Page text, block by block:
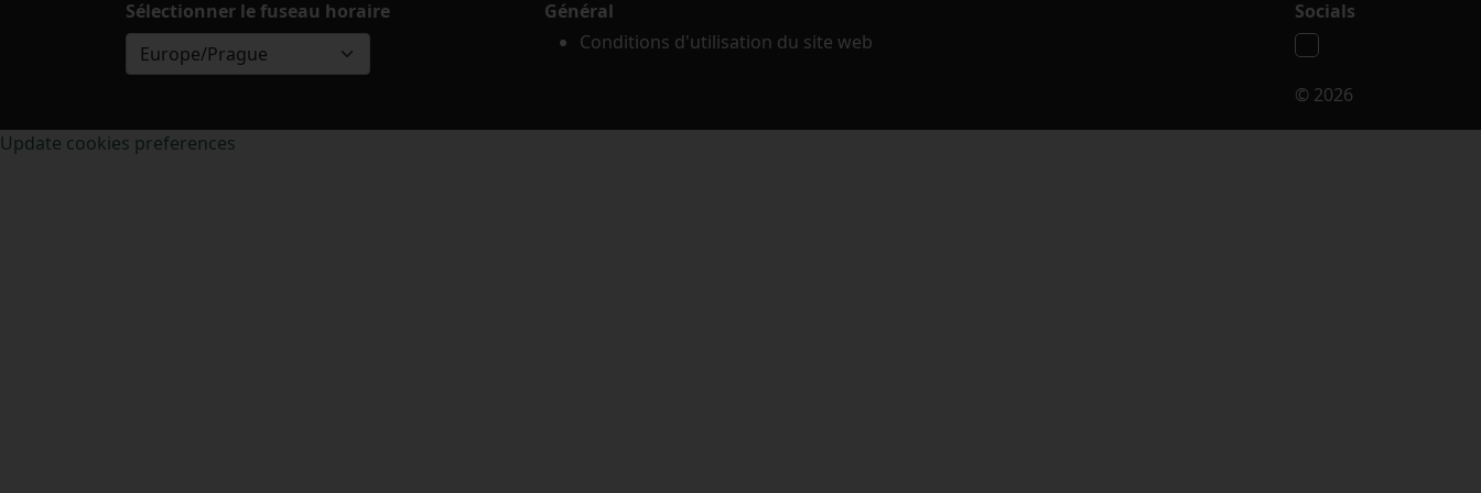
Sélectionner le fuseau horaire
Europe/Prague
Général
Conditions d'utilisation du site web
Socials
© 2026
Update cookies preferences